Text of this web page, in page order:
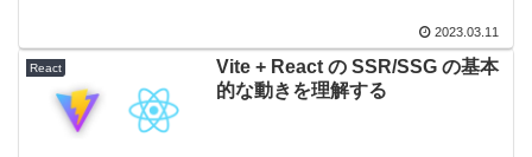
2023.03.11
React
Vite + React の SSR/SSG の基本
的な動きを理解する